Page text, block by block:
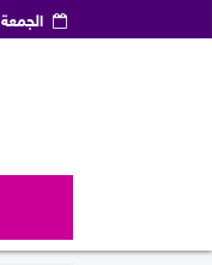
الجمعة